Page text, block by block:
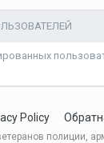
Policy
полиции,